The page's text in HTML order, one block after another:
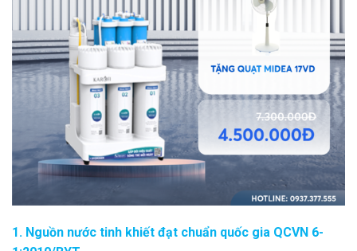
1. Nguồn nước tinh khiết đạt chuẩn quốc gia QCVN 6-